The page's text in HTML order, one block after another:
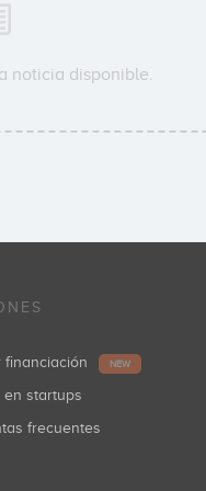
noticia disponible.
financiación NEW
en startups
frecuentes